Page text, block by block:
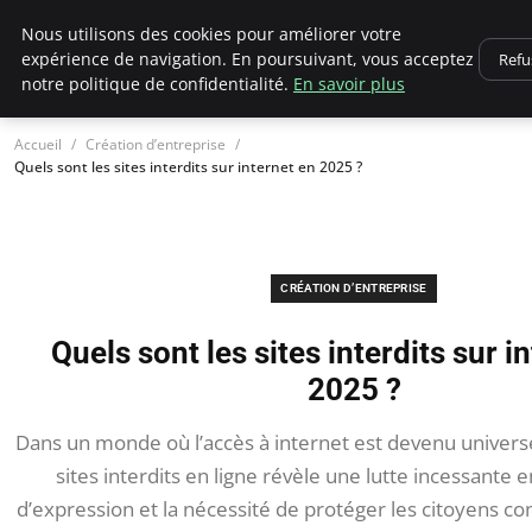
Ultimatefs
Accueil
Création d’entreprise
Quels sont les sites interdits sur internet en 2025 ?
CRÉATION D’ENTREPRISE
Quels sont les sites interdits sur
2025 ?
Dans un monde où l’accès à internet est devenu
sites interdits en ligne révèle une lutte incessante
d’expression et la nécessité de protéger les citoyens
Nous utilisons des cookies pour améliorer votre
expérience de navigation. En poursuivant, vous acceptez
notre politique de confidentialité. En savoir plus